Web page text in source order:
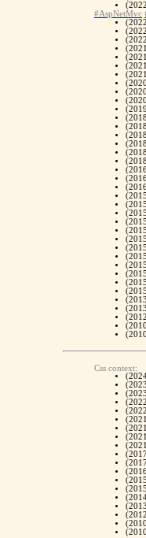
#AspNetMvc
Css context: